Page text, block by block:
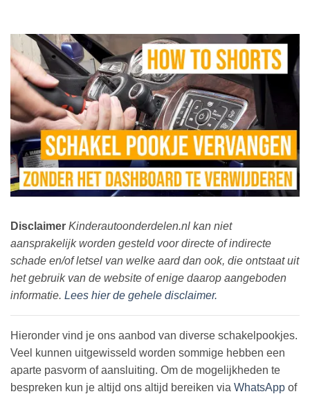
Disclaimer Kinderautoonderdelen.nl kan niet
aansprakelijk worden gesteld voor directe of indirecte
schade en/of letsel van welke aard dan ook, die ontstaat uit
het gebruik van de website of enige daarop aangeboden
informatie. Lees hier de gehele disclaimer.
Hieronder vind je ons aanbod van diverse schakelpookjes.
Veel kunnen uitgewisseld worden sommige hebben een
aparte pasvorm of aansluiting. Om de mogelijkheden te
bespreken kun je altijd ons altijd bereiken via WhatsApp of